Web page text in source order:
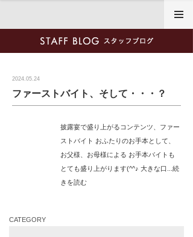
2024.05.24
ファーストバイト、そして・・・？
披露宴で盛り上がるコンテンツ、ファー
ストバイト おふたりのお手本として、
お父様、お母様による お手本バイトも
とても盛り上がります(^^♪ 大きな口...続
きを読む
CATEGORY